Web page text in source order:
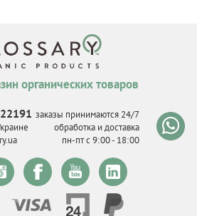
органических товаров
заказы принимаются 24/7
обработка и доставка
пн-пт с 9:00 - 18:00